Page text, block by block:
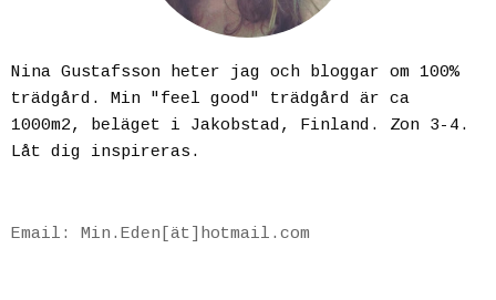
Nina Gustafsson heter jag och bloggar om 100%
trädgård. Min "feel good" trädgård är ca
1000m2, beläget i Jakobstad, Finland. Zon 3-4.
Låt dig inspireras.
Email: Min.Eden[ät]hotmail.com